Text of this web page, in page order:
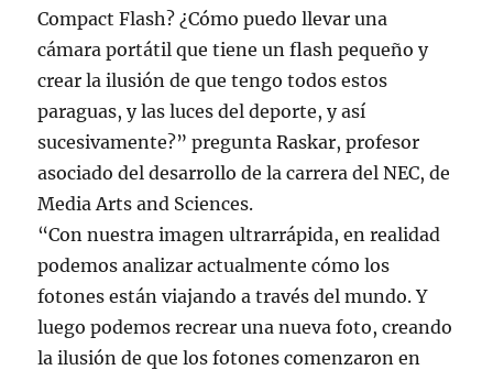
Compact Flash? ¿Cómo puedo llevar una
cámara portátil que tiene un flash pequeño y
crear la ilusión de que tengo todos estos
paraguas, y las luces del deporte, y así
sucesivamente?” pregunta Raskar, profesor
asociado del desarrollo de la carrera del NEC, de
Media Arts and Sciences.
“Con nuestra imagen ultrarrápida, en realidad
podemos analizar actualmente cómo los
fotones están viajando a través del mundo. Y
luego podemos recrear una nueva foto, creando
la ilusión de que los fotones comenzaron en